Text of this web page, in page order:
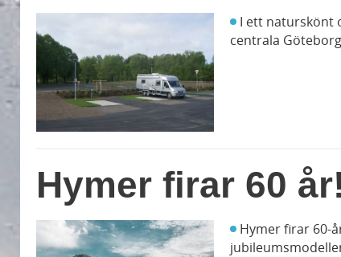
I ett naturskönt
centrala
Hymer firar 60 år!
Hymer firar 60-